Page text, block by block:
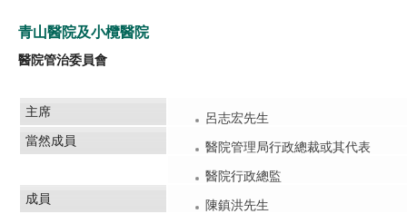
青山醫院及小欖醫院
醫院管治委員會
主席
呂志宏先生
當然成員
醫院管理局行政總裁或其代表
醫院行政總監
成員
陳鎮洪先生